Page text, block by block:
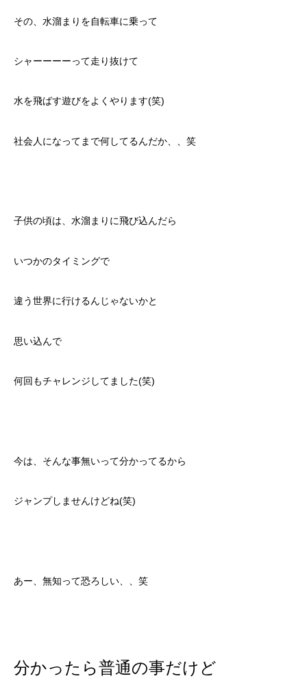
その、水溜まりを自転車に乗って
シャーーーーって走り抜けて
水を飛ばす遊びをよくやります(笑)
社会人になってまで何してるんだか、、笑
子供の頃は、水溜まりに飛び込んだら
いつかのタイミングで
違う世界に行けるんじゃないかと
思い込んで
何回もチャレンジしてました(笑)
今は、そんな事無いって分かってるから
ジャンプしませんけどね(笑)
あー、無知って恐ろしい、、笑
分かったら普通の事だけど